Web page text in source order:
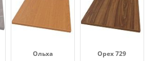
Ольха
Орех 729